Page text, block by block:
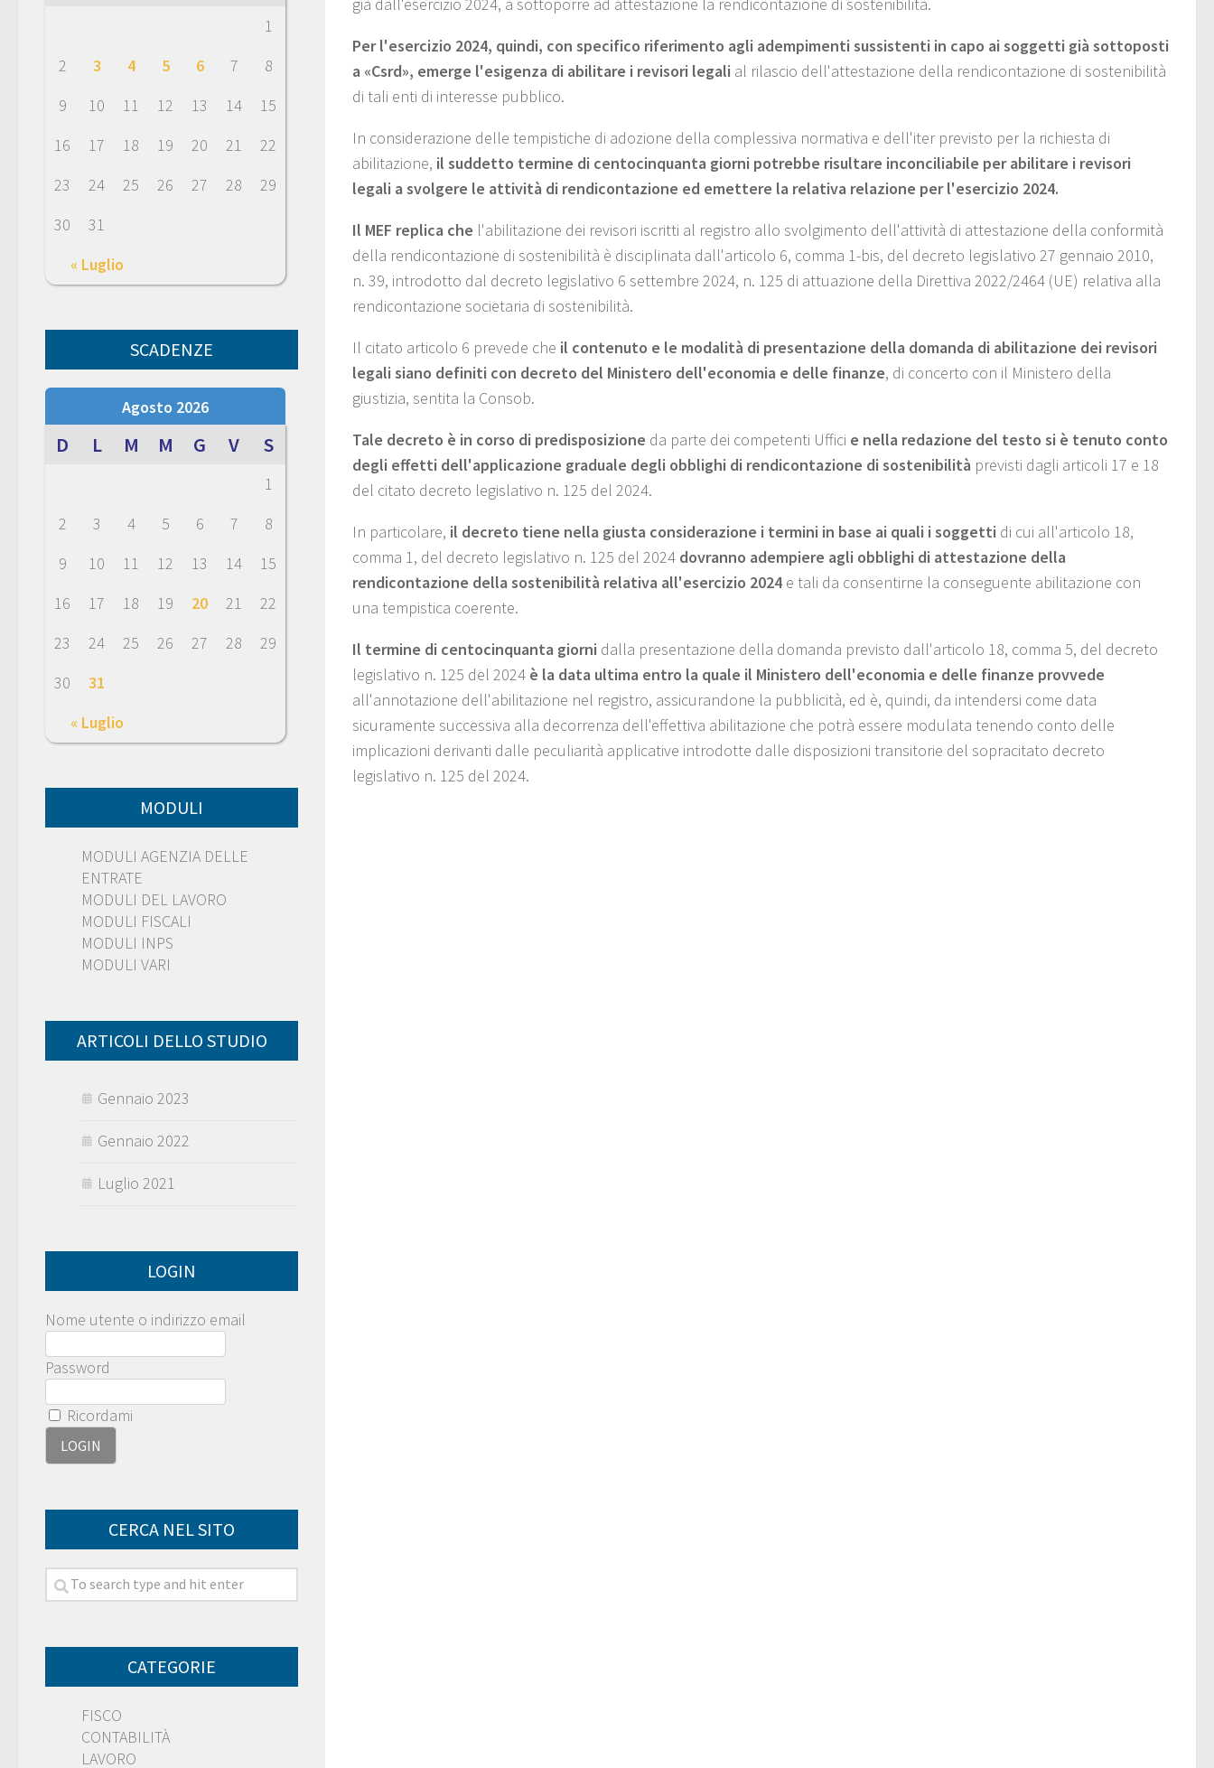
Per l'esercizio 2024, quindi, con specifico riferimento agli adempimenti sussistenti in capo ai soggetti già sottoposti
a «Csrd», emerge l'esigenza di abilitare i revisori legali al rilascio dell'attestazione della rendicontazione di sostenibilità
di tali enti di interesse pubblico.
In considerazione delle tempistiche di adozione della complessiva normativa e dell'iter previsto per la richiesta di
abilitazione, il suddetto termine di centocinquanta giorni potrebbe risultare inconciliabile per abilitare i revisori
legali a svolgere le attività di rendicontazione ed emettere la relativa relazione per l'esercizio 2024.
Il MEF replica che l'abilitazione dei revisori iscritti al registro allo svolgimento dell'attività di attestazione della conformità
della rendicontazione di sostenibilità è disciplinata dall'articolo 6, comma 1-bis, del decreto legislativo 27 gennaio 2010,
n. 39, introdotto dal decreto legislativo 6 settembre 2024, n. 125 di attuazione della Direttiva 2022/2464 (UE) relativa alla
rendicontazione societaria di sostenibilità.
Il citato articolo 6 prevede che il contenuto e le modalità di presentazione della domanda di abilitazione dei revisori
legali siano definiti con decreto del Ministero dell'economia e delle finanze, di concerto con il Ministero della
giustizia, sentita la Consob.
Tale decreto è in corso di predisposizione da parte dei competenti Uffici e nella redazione del testo si è tenuto conto
degli effetti dell'applicazione graduale degli obblighi di rendicontazione di sostenibilità previsti dagli articoli 17 e 18
del citato decreto legislativo n. 125 del 2024.
In particolare, il decreto tiene nella giusta considerazione i termini in base ai quali i soggetti di cui all'articolo 18,
comma 1, del decreto legislativo n. 125 del 2024 dovranno adempiere agli obblighi di attestazione della
rendicontazione della sostenibilità relativa all'esercizio 2024 e tali da consentirne la conseguente abilitazione con
una tempistica coerente.
Il termine di centocinquanta giorni dalla presentazione della domanda previsto dall'articolo 18, comma 5, del decreto
legislativo n. 125 del 2024 è la data ultima entro la quale il Ministero dell'economia e delle finanze provvede
all'annotazione dell'abilitazione nel registro, assicurandone la pubblicità, ed è, quindi, da intendersi come data
sicuramente successiva alla decorrenza dell'effettiva abilitazione che potrà essere modulata tenendo conto delle
implicazioni derivanti dalle peculiarità applicative introdotte dalle disposizioni transitorie del sopracitato decreto
legislativo n. 125 del 2024.
« Luglio
1
2
3 4 5 6 7
8
9
10 11 12 13 14
15
16
17 18 19 20 21
22
23
24 25 26 27 28
29
30
31
SCADENZE
Agosto 2026
D L M M G V S
« Luglio
1
2
3 4 5 6 7
8
9
10 11 12 13 14
15
16
17 18 19 20 21
22
23
24 25 26 27 28
29
30
31
MODULI
MODULI AGENZIA DELLE
ENTRATE
MODULI DEL LAVORO
MODULI FISCALI
MODULI INPS
MODULI VARI
ARTICOLI DELLO STUDIO
Gennaio 2023
Gennaio 2022
Luglio 2021
LOGIN
Nome utente o indirizzo email
Password
Ricordami
CERCA NEL SITO
CATEGORIE
FISCO
CONTABILITÀ
LAVORO